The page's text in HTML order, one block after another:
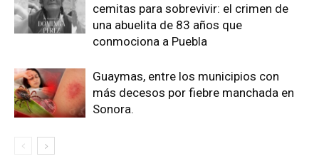
cemitas para sobrevivir: el crimen de
una abuelita de 83 años que
conmociona a Puebla
Guaymas, entre los municipios con
más decesos por fiebre manchada en
Sonora.